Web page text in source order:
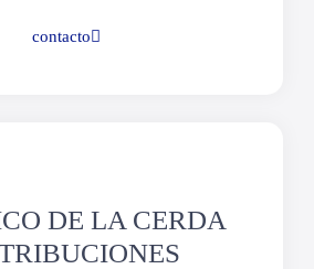
contacto
DE LA CERDA